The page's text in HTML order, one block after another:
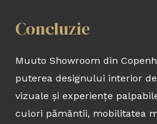
Concluzie
Muuto Showroom din
puterea designului interior
vizuale și experiențe
culori pământii, mobilitatea